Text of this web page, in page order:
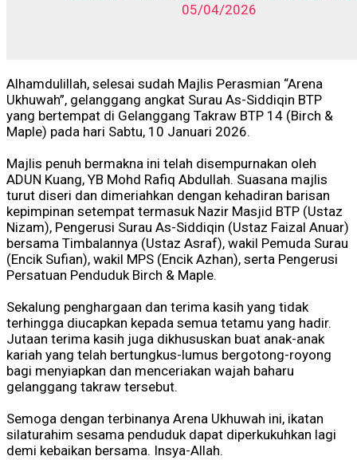
05/04/2026
Alhamdulillah, selesai sudah Majlis Perasmian “Arena
Ukhuwah”, gelanggang angkat Surau As-Siddiqin BTP
yang bertempat di Gelanggang Takraw BTP 14 (Birch &
Maple) pada hari Sabtu, 10 Januari 2026.
Majlis penuh bermakna ini telah disempurnakan oleh
ADUN Kuang, YB Mohd Rafiq Abdullah. Suasana majlis
turut diseri dan dimeriahkan dengan kehadiran barisan
kepimpinan setempat termasuk Nazir Masjid BTP (Ustaz
Nizam), Pengerusi Surau As-Siddiqin (Ustaz Faizal Anuar)
bersama Timbalannya (Ustaz Asraf), wakil Pemuda Surau
(Encik Sufian), wakil MPS (Encik Azhan), serta Pengerusi
Persatuan Penduduk Birch & Maple.
Sekalung penghargaan dan terima kasih yang tidak
terhingga diucapkan kepada semua tetamu yang hadir.
Jutaan terima kasih juga dikhususkan buat anak-anak
kariah yang telah bertungkus-lumus bergotong-royong
bagi menyiapkan dan menceriakan wajah baharu
gelanggang takraw tersebut.
Semoga dengan terbinanya Arena Ukhuwah ini, ikatan
silaturahim sesama penduduk dapat diperkukuhkan lagi
demi kebaikan bersama. Insya-Allah.